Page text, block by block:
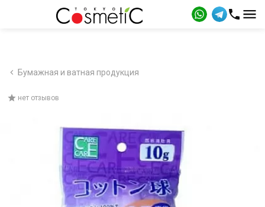
Бумажная и ватная продукция
нет отзывов